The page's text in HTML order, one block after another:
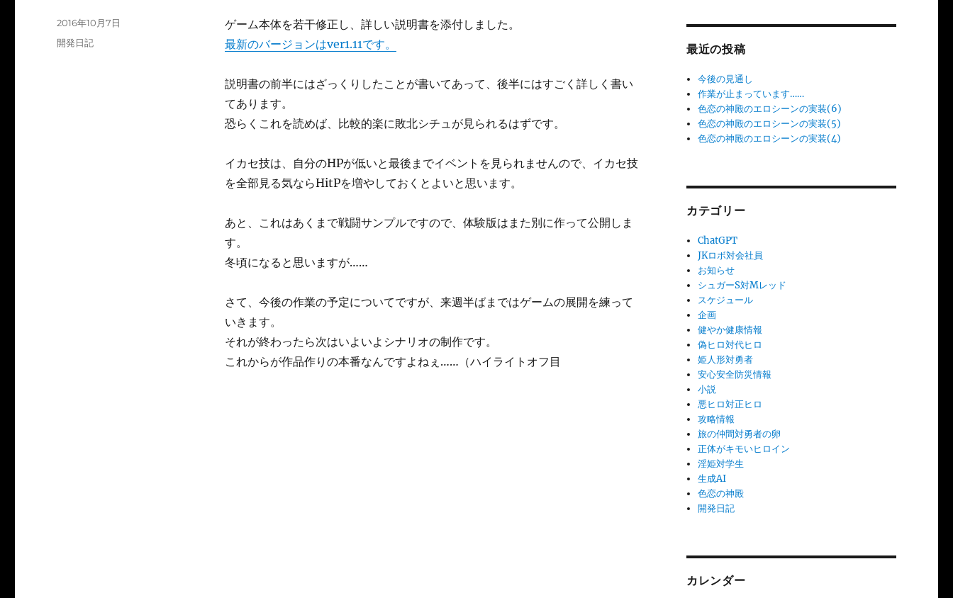
ゲーム本体を若干修正し、詳しい説明書を添付しました。
最新のバージョンはver1.11です。
説明書の前半にはざっくりしたことが書いてあって、後半にはすごく詳しく書い
てあります。
恐らくこれを読めば、比較的楽に敗北シチュが見られるはずです。
イカセ技は、自分のHPが低いと最後までイベントを見られませんので、イカセ技
を全部見る気ならHitPを増やしておくとよいと思います。
あと、これはあくまで戦闘サンプルですので、体験版はまた別に作って公開しま
す。
冬頃になると思いますが……
さて、今後の作業の予定についてですが、来週半ばまではゲームの展開を練って
いきます。
それが終わったら次はいよいよシナリオの制作です。
これからが作品作りの本番なんですよねぇ……（ハイライトオフ目
投
稿
2016年10月7日
カ
開発日記 最近の投稿
今後の見通し
作業が止まっています……
色恋の神殿のエロシーンの実装(6)
色恋の神殿のエロシーンの実装(5)
色恋の神殿のエロシーンの実装(4)
カテゴリー
ChatGPT
JKロボ対会社員
お知らせ
シュガーS対Mレッド
スケジュール
企画
健やか健康情報
偽ヒロ対代ヒロ
姫人形対勇者
安心安全防災情報
小説
悪ヒロ対正ヒロ
攻略情報
旅の仲間対勇者の卵
正体がキモいヒロイン
淫姫対学生
生成AI
色恋の神殿
開発日記
カレンダー